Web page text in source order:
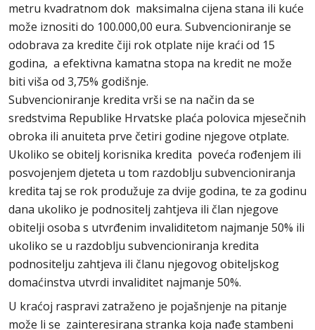
metru kvadratnom dok maksimalna cijena stana ili kuće
može iznositi do 100.000,00 eura. Subvencioniranje se
odobrava za kredite čiji rok otplate nije kraći od 15
godina, a efektivna kamatna stopa na kredit ne može
biti viša od 3,75% godišnje.
Subvencioniranje kredita vrši se na način da se
sredstvima Republike Hrvatske plaća polovica mjesečnih
obroka ili anuiteta prve četiri godine njegove otplate.
Ukoliko se obitelj korisnika kredita poveća rođenjem ili
posvojenjem djeteta u tom razdoblju subvencioniranja
kredita taj se rok produžuje za dvije godina, te za godinu
dana ukoliko je podnositelj zahtjeva ili član njegove
obitelji osoba s utvrđenim invaliditetom najmanje 50% ili
ukoliko se u razdoblju subvencioniranja kredita
podnositelju zahtjeva ili članu njegovog obiteljskog
domaćinstva utvrdi invaliditet najmanje 50%.
U kraćoj raspravi zatraženo je pojašnjenje na pitanje
može li se zainteresirana stranka koja nađe stambeni